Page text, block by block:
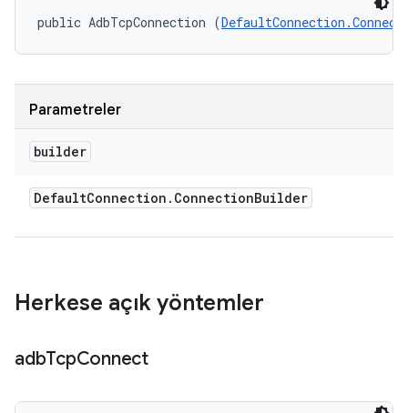
public AdbTcpConnection (
Parametreler
builder
DefaultConnection . ConnectionBuilder
Herkese açık yöntemler
adbTcpConnect